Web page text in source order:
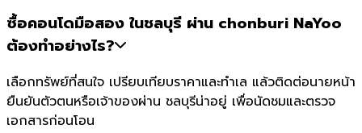
ซื้อคอนโดมือสอง ในชลบุรี ผ่าน chonburi NaYoo
ต้องทำอย่างไร?
เลือกทรัพย์ที่สนใจ เปรียบเทียบราคาและทำเล แล้วติดต่อนายหน้า
ยืนยันตัวตนหรือเจ้าของผ่าน ชลบุรีน่าอยู่ เพื่อนัดชมและตรวจ
เอกสารก่อนโอน